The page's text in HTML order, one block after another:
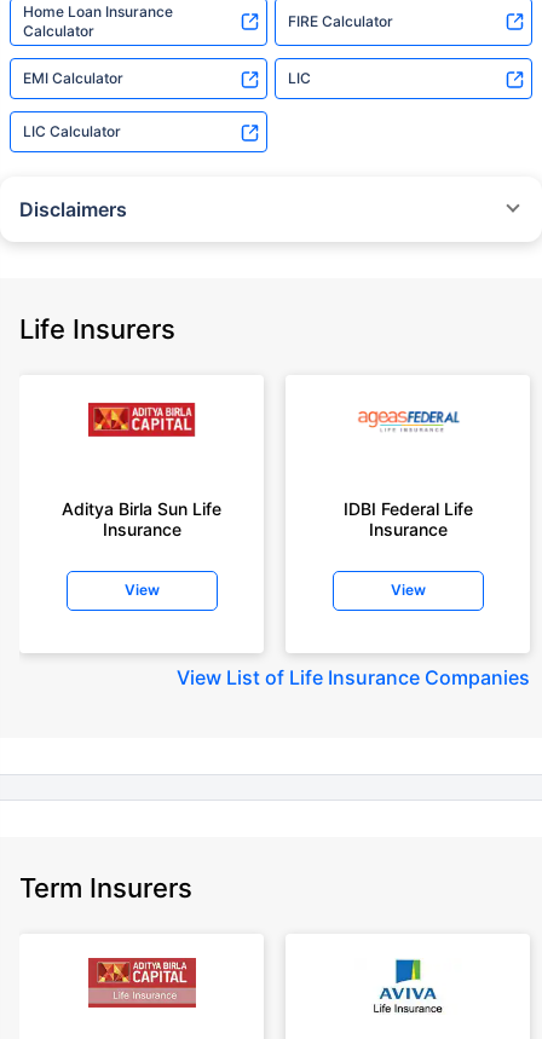
Home Loan Insurance
Calculator
FIRE Calculator
EMI Calculator LIC
LIC Calculator
Disclaimers
Policybazaar does not endorse, rate or recommend any particular insurer
+On the basis of your profile
years of age, rounded off to nearest 10
insurance for an 18 year-old male, non-smoker, with no pre-existing
diseases, cover upto 30 years of age rounded off to nearest 10
old male, non-smoker, with no pre-existing diseases, cover upto 30 years
+Rs. 15/day is starting price for a 75 lakhs term life insurance for an 18
+Rs. 504/month is starting price for a 1.5 crore term life insurance for an 18
+Rs. 494/month is starting price for a 2 crore term life insurance for an 18
year-old male, non-smoker, with no pre-existing diseases, cover upto 30
Life Insurers
Aditya Birla Sun Life
Insurance
View
IDBI Federal Life
Insurance
View
View List of Life Insurance Companies
Term Insurers